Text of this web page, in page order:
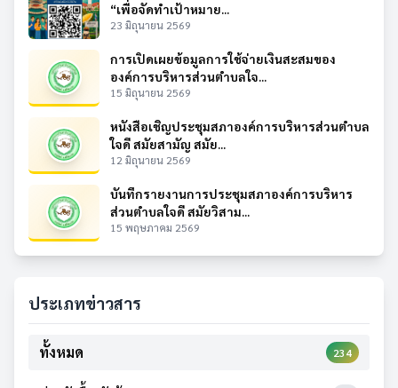
“เพื่อจัดทำเป้าหมาย...
23 มิถุนายน 2569
การเปิดเผยข้อมูลการใช้จ่ายเงินสะสมของ
องค์การบริหารส่วนตำบลใจ...
15 มิถุนายน 2569
หนังสือเชิญประชุมสภาองค์การบริหารส่วนตำบล
ใจดี สมัยสามัญ สมัย...
12 มิถุนายน 2569
บันทึกรายงานการประชุมสภาองค์การบริหาร
ส่วนตำบลใจดี สมัยวิสาม...
15 พฤษภาคม 2569
ประเภทข่าวสาร
ทั้งหมด 234